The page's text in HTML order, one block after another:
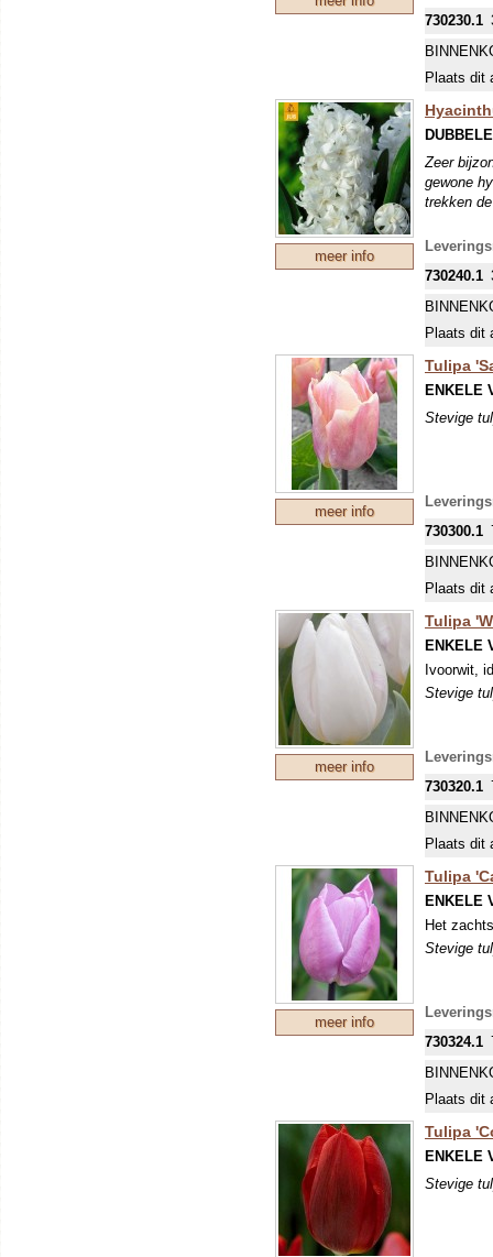
730230.1
Plaats dit
meer info
Zeer
gewone
trekken
730240.1
Plaats dit
meer info
Tulipa
ENKELE
Stevige
730300.1
Plaats dit
meer info
Tulipa
ENKELE
Ivoorwit,
Stevige
730320.1
Plaats dit
meer info
Tulipa
ENKELE
Het
Stevige
730324.1
Plaats dit
Tulipa
ENKELE
Stevige